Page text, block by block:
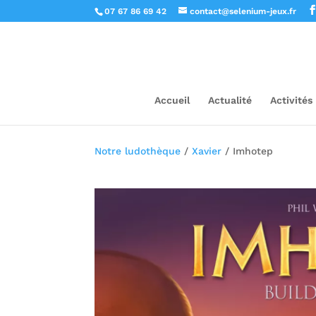
07 67 86 69 42 contact@selenium-jeux.fr
Accueil Actualité Activités
Notre ludothèque / Xavier / Imhotep